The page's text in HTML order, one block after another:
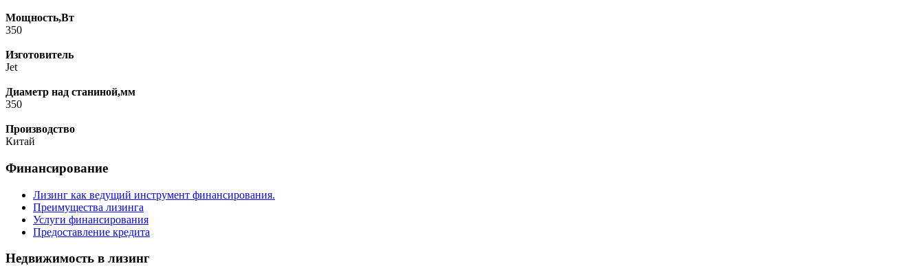
Мощность,Вт
350
Изготовитель
Jet
Диаметр над станиной,мм
350
Производство
Китай
Финансирование
Лизинг как ведущий инструмент финансирования.
Преимущества лизинга
Услуги финансирования
Предоставление кредита
Недвижимость в лизинг